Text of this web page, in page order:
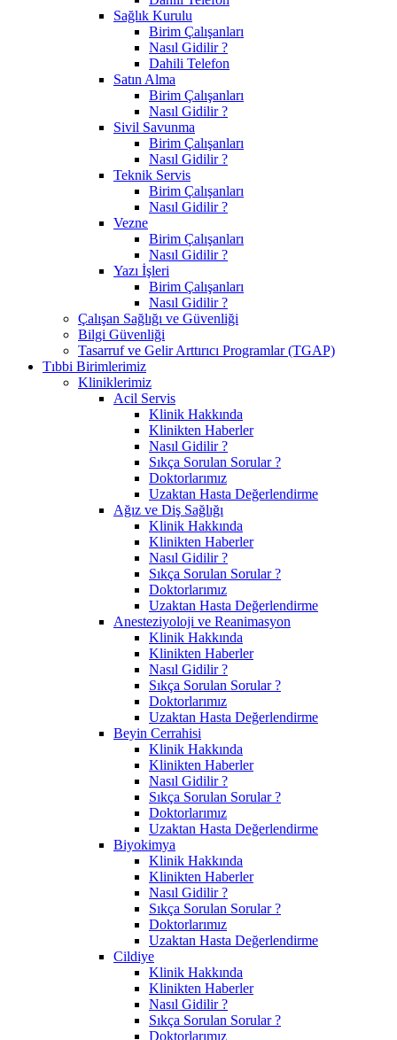
Sağlık Kurulu
Birim Çalışanları
Nasıl Gidilir ?
Dahili Telefon
Satın Alma
Birim Çalışanları
Nasıl Gidilir ?
Sivil Savunma
Birim Çalışanları
Nasıl Gidilir ?
Teknik Servis
Birim Çalışanları
Nasıl Gidilir ?
Vezne
Birim Çalışanları
Nasıl Gidilir ?
Yazı İşleri
Birim Çalışanları
Nasıl Gidilir ?
Çalışan Sağlığı ve Güvenliği
Bilgi Güvenliği
Tasarruf ve Gelir Arttırıcı Programlar (TGAP)
Tıbbi Birimlerimiz
Kliniklerimiz
Acil Servis
Klinik Hakkında
Klinikten Haberler
Nasıl Gidilir ?
Sıkça Sorulan Sorular ?
Doktorlarımız
Uzaktan Hasta Değerlendirme
Ağız ve Diş Sağlığı
Klinik Hakkında
Klinikten Haberler
Nasıl Gidilir ?
Sıkça Sorulan Sorular ?
Doktorlarımız
Uzaktan Hasta Değerlendirme
Anesteziyoloji ve Reanimasyon
Klinik Hakkında
Klinikten Haberler
Nasıl Gidilir ?
Sıkça Sorulan Sorular ?
Doktorlarımız
Uzaktan Hasta Değerlendirme
Beyin Cerrahisi
Klinik Hakkında
Klinikten Haberler
Nasıl Gidilir ?
Sıkça Sorulan Sorular ?
Doktorlarımız
Uzaktan Hasta Değerlendirme
Biyokimya
Klinik Hakkında
Klinikten Haberler
Nasıl Gidilir ?
Sıkça Sorulan Sorular ?
Doktorlarımız
Uzaktan Hasta Değerlendirme
Cildiye
Klinik Hakkında
Klinikten Haberler
Nasıl Gidilir ?
Sıkça Sorulan Sorular ?
Doktorlarımız